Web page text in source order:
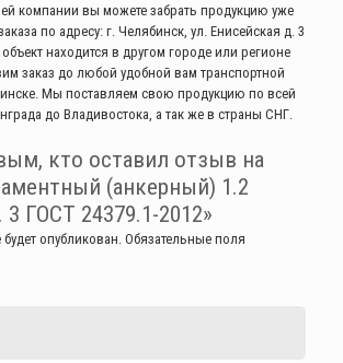
компании вы можете забрать продукцию уже
по адресу: г. Челябинск, ул. Енисейская д. 3
находится в другом городе или регионе
заказ до любой удобной вам транспортной
Мы поставляем свою продукцию по всей
до Владивостока, а так же в страны СНГ.
кто оставил отзыв на
(анкерный) 1.2
3 ГОСТ 24379.1-2012»
опубликован. Обязательные поля